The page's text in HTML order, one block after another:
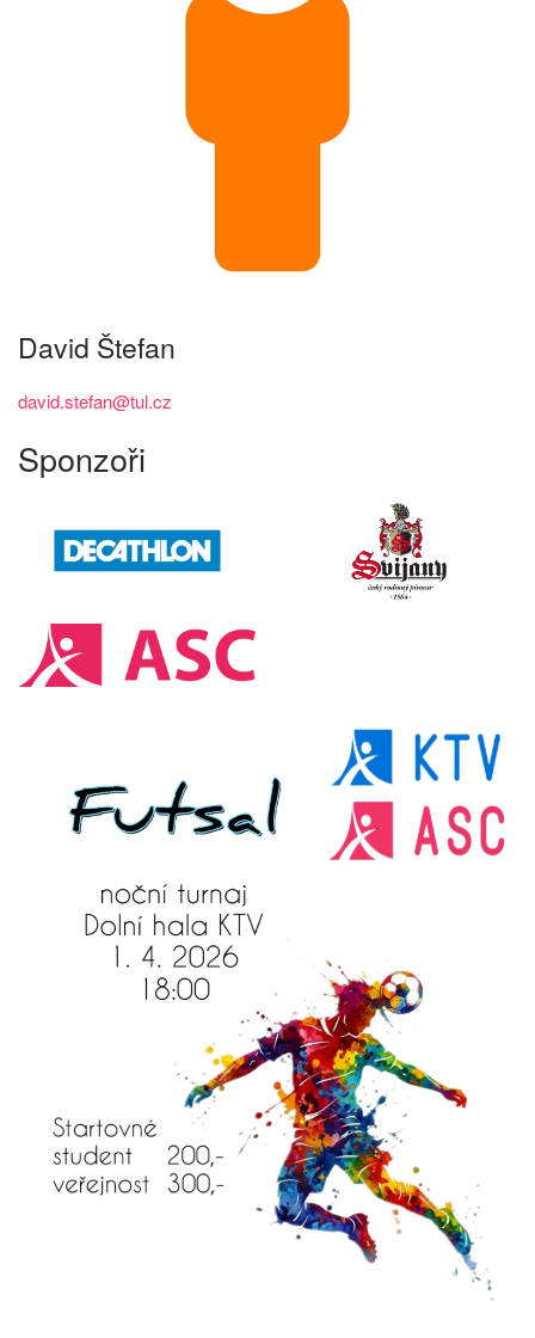
David Štefan
david.stefan@tul.cz
Sponzoři